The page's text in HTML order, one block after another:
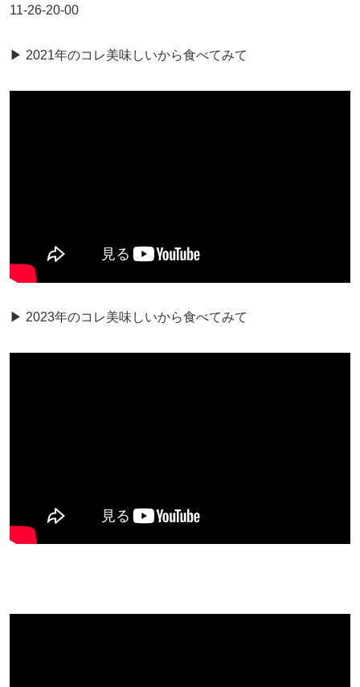
11-26-20-00
▶︎ 2021年のコレ美味しいから食べてみて
▶︎ 2023年のコレ美味しいから食べてみて